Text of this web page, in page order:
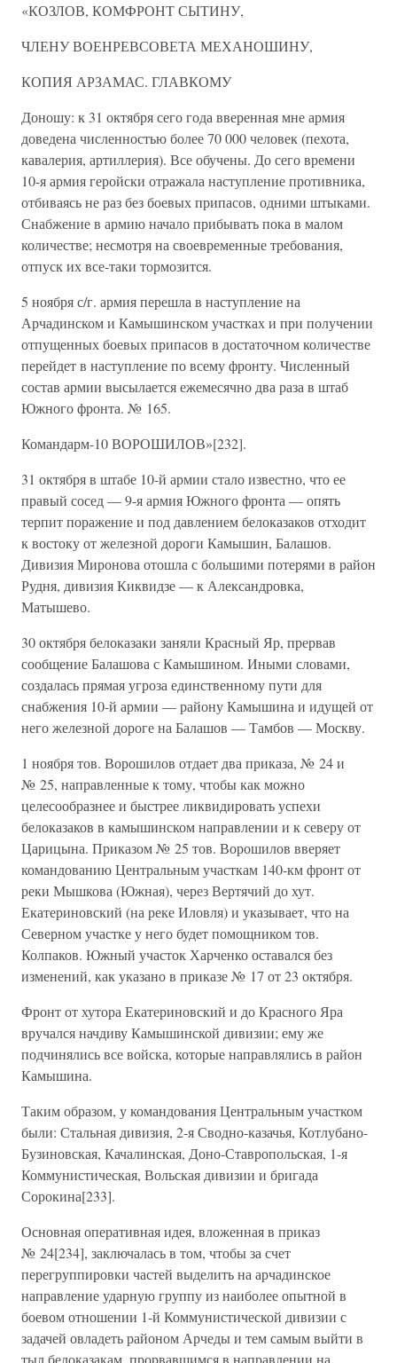
«КОЗЛОВ, КОМФРОНТ СЫТИНУ,
ЧЛЕНУ ВОЕНРЕВСОВЕТА МЕХАНОШИНУ,
КОПИЯ АРЗАМАС. ГЛАВКОМУ
Доношу: к 31 октября сего года вверенная мне армия
доведена численностью более 70 000 человек (пехота,
кавалерия, артиллерия). Все обучены. До сего времени
10-я армия геройски отражала наступление противника,
отбиваясь не раз без боевых припасов, одними штыками.
Снабжение в армию начало прибывать пока в малом
количестве; несмотря на своевременные требования,
отпуск их все-таки тормозится.
5 ноября с/г. армия перешла в наступление на
Арчадинском и Камышинском участках и при получении
отпущенных боевых припасов в достаточном количестве
перейдет в наступление по всему фронту. Численный
состав армии высылается ежемесячно два раза в штаб
Южного фронта. № 165.
Командарм-10 ВОРОШИЛОВ»[232].
31 октября в штабе 10-й армии стало известно, что ее
правый сосед — 9-я армия Южного фронта — опять
терпит поражение и под давлением белоказаков отходит
к востоку от железной дороги Камышин, Балашов.
Дивизия Миронова отошла с большими потерями в район
Рудня, дивизия Киквидзе — к Александровка,
Матышево.
30 октября белоказаки заняли Красный Яр, прервав
сообщение Балашова с Камышином. Иными словами,
создалась прямая угроза единственному пути для
снабжения 10-й армии — району Камышина и идущей от
него железной дороге на Балашов — Тамбов — Москву.
1 ноября тов. Ворошилов отдает два приказа, № 24 и
№ 25, направленные к тому, чтобы как можно
целесообразнее и быстрее ликвидировать успехи
белоказаков в камышинском направлении и к северу от
Царицына. Приказом № 25 тов. Ворошилов вверяет
командованию Центральным участкам 140-км фронт от
реки Мышкова (Южная), через Вертячий до хут.
Екатериновский (на реке Иловля) и указывает, что на
Северном участке у него будет помощником тов.
Колпаков. Южный участок Харченко оставался без
изменений, как указано в приказе № 17 от 23 октября.
Фронт от хутора Екатериновский и до Красного Яра
вручался начдиву Камышинской дивизии; ему же
подчинялись все войска, которые направлялись в район
Камышина.
Таким образом, у командования Центральным участком
были: Стальная дивизия, 2-я Сводно-казачья, Котлубано-
Бузиновская, Качалинская, Доно-Ставропольская, 1-я
Коммунистическая, Вольская дивизии и бригада
Сорокина[233].
Основная оперативная идея, вложенная в приказ
№ 24[234], заключалась в том, чтобы за счет
перегруппировки частей выделить на арчадинское
направление ударную группу из наиболее опытной в
боевом отношении 1-й Коммунистической дивизии с
задачей овладеть районом Арчеды и тем самым выйти в
тыл белоказакам, прорвавшимся в направлении на